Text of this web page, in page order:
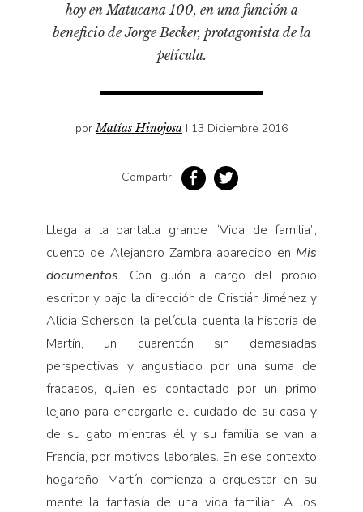
Narrativas visuales
Pensamiento
Turismo accidental
Vidas paralelas
Voces y lecturas
hoy en Matucana 100, en una función a
beneficio de Jorge Becker, protagonista de la
película.
porMatías Hinojosa I 13 Diciembre 2016
Compartir:
Llega a la pantalla grande “Vida de familia”,
cuento de Alejandro Zambra aparecido en Mis
documentos. Con guión a cargo del propio
escritor y bajo la dirección de Cristián Jiménez y
Alicia Scherson, la película cuenta la historia de
Martín, un cuarentón sin demasiadas
perspectivas y angustiado por una suma de
fracasos, quien es contactado por un primo
lejano para encargarle el cuidado de su casa y
de su gato mientras él y su familia se van a
Francia, por motivos laborales. En ese contexto
hogareño, Martín comienza a orquestar en su
mente la fantasía de una vida familiar. A los